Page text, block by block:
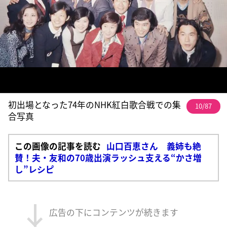
初出場となった74年のNHK紅白歌合戦での集
合写真
10/87
この画像の記事を読む 山口百恵さん 義姉も絶
賛！夫・友和の70歳出演ラッシュ支える“かさ増
し”レシピ
広告の下にコンテンツが続きます